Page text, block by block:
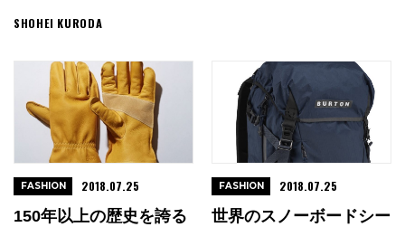
SHOHEI KURODA
150年以上の歴史を誇る
FASHION 2018.07.25
世界のスノーボードシー
FASHION 2018.07.25